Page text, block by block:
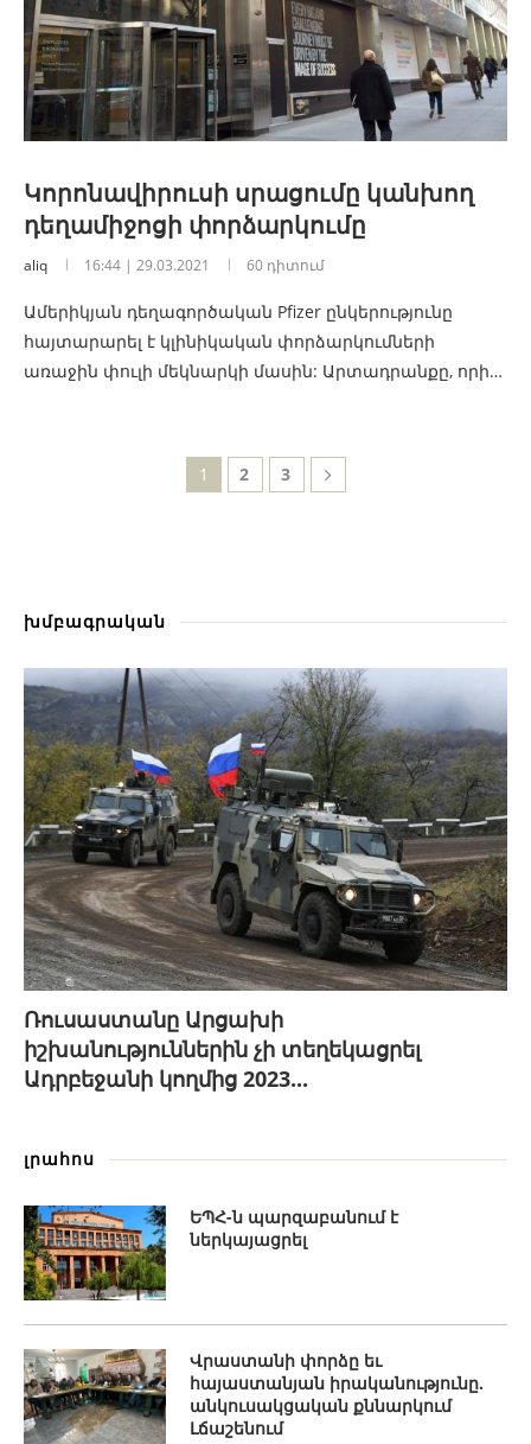
Կորոնավիրուսի սրացումը կանխող
դեղամիջոցի փորձարկումը
aliq 16:44 | 29.03.2021 60 դիտում
Ամերիկյան դեղագործական Pfizer ընկերությունը
հայտարարել է կլինիկական փորձարկումների
առաջին փուլի մեկնարկի մասին: Արտադրանքը, որի…
1 2 3
խմբագրական
Ռուսաստանը Արցախի
իշխանություններին չի տեղեկացրել
Ադրբեջանի կողմից 2023...
լրահոս
ԵՊՀ-ն պարզաբանում է
ներկայացրել
Վրաստանի փորձը եւ
հայաստանյան իրականությունը.
անկուսակցական քննարկում
Լճաշենում